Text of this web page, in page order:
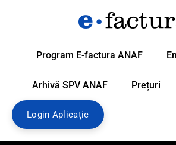
Program E-factura ANAF
Arhivă SPV ANAF Prețuri
Login Aplicație